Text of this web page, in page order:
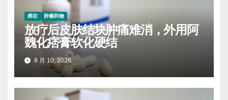
癌症 肿瘤药物
放疗后皮肤结块肿痛难消，外用阿
魏化痞膏软化硬结
8 月 10, 2026